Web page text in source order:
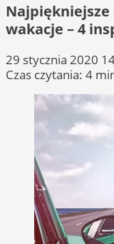
Najpiękniejsze
wakacje – 4
29 stycznia 2020
Czas czytania: 4